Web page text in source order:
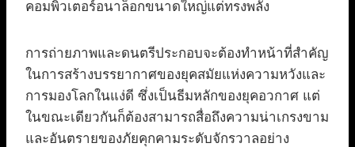
คอมพิวเตอร์อนาล็อกขนาดใหญ่แต่ทรงพลัง
การถ่ายภาพและดนตรีประกอบจะต้องทำหน้าที่สำคัญ
ในการสร้างบรรยากาศของยุคสมัยแห่งความหวังและ
การมองโลกในแง่ดี ซึ่งเป็นธีมหลักของยุคอวกาศ แต่
ในขณะเดียวกันก็ต้องสามารถสื่อถึงความน่าเกรงขาม
และอันตรายของภัยคุกคามระดับจักรวาลอย่าง